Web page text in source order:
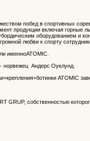
побед в спортивных
продукции включая горные
оборудованием и
любви к спорту
именноATOMIC.
норвежец Андерс Оуклунд.
ATOMIC
GRUP, собственностью